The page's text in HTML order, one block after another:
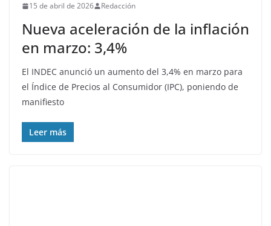
15 de abril de 2026 Redacción
Nueva aceleración de la inflación
en marzo: 3,4%
El INDEC anunció un aumento del 3,4% en marzo para
el Índice de Precios al Consumidor (IPC), poniendo de
manifiesto
Leer más